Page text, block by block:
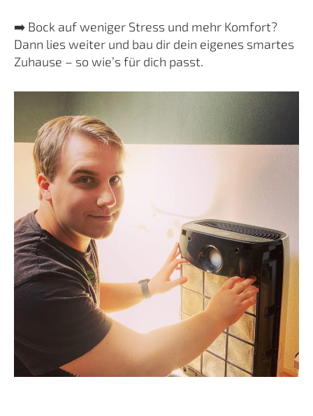
➡️ Bock auf weniger Stress und mehr Komfort?
Dann lies weiter und bau dir dein eigenes smartes
Zuhause – so wie’s für dich passt.